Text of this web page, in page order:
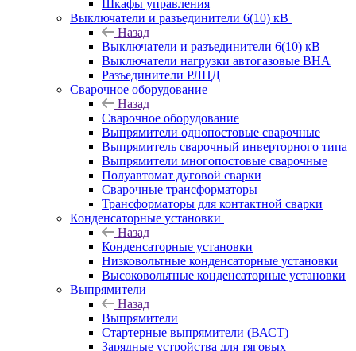
Шкафы управления
Выключатели и разъединители 6(10) кВ
Назад
Выключатели и разъединители 6(10) кВ
Выключатели нагрузки автогазовые ВНА
Разъединители РЛНД
Сварочное оборудование
Назад
Сварочное оборудование
Выпрямители однопостовые сварочные
Выпрямитель сварочный инверторного типа
Выпрямители многопостовые сварочные
Полуавтомат дуговой сварки
Сварочные трансформаторы
Трансформаторы для контактной сварки
Конденсаторные установки
Назад
Конденсаторные установки
Низковольтные конденсаторные установки
Высоковольтные конденсаторные установки
Выпрямители
Назад
Выпрямители
Стартерные выпрямители (ВАСТ)
Зарядные устройства для тяговых